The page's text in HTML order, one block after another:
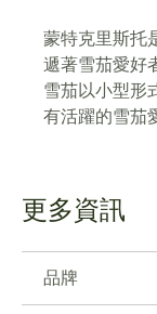
蒙特克里斯托
遞著雪茄愛好
雪茄以小型形
有活躍的雪茄
更多資訊
品牌